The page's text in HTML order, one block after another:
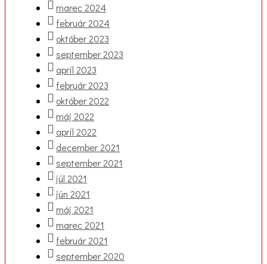
marec 2024
február 2024
október 2023
september 2023
apríl 2023
február 2023
október 2022
máj 2022
apríl 2022
december 2021
september 2021
júl 2021
jún 2021
máj 2021
marec 2021
február 2021
september 2020